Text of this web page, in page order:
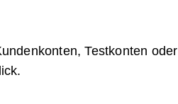
Testkonten oder